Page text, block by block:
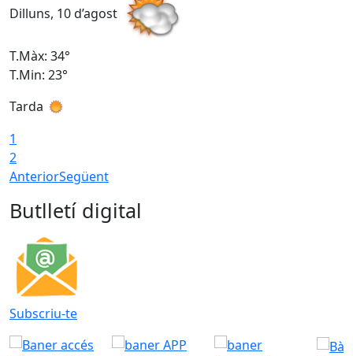
Dilluns, 10 d’agost
T.Màx: 34°
T.Min: 23°
Tarda
1
2
AnteriorSegüent
Butlletí digital
Subscriu-te